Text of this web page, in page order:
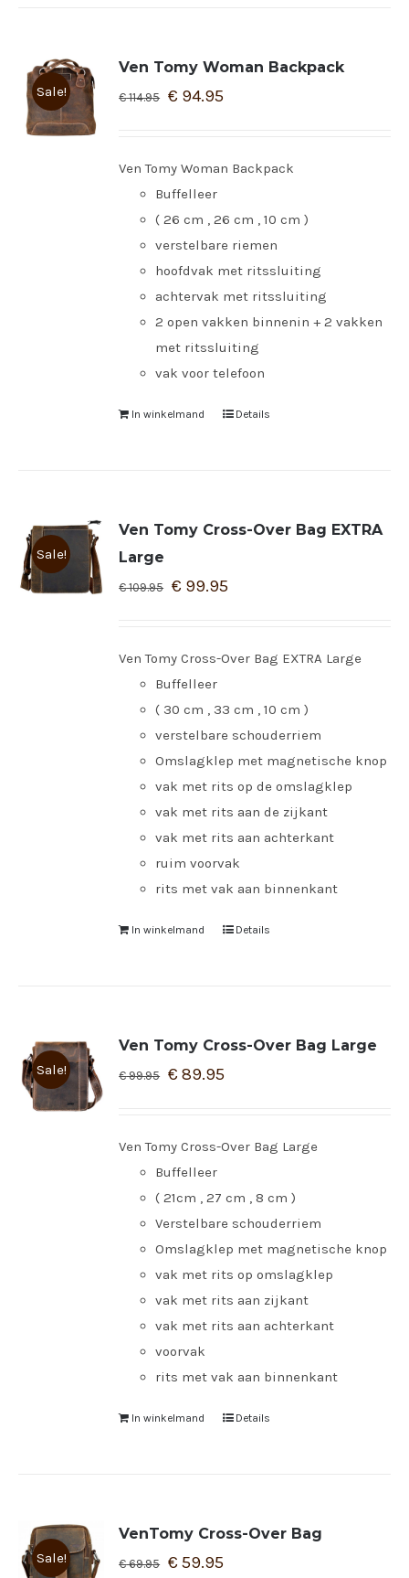
Sale!
Ven Tomy Woman Backpack
€114.95 € 94.95
Ven Tomy Woman Backpack
Buffelleer
( 26 cm , 26 cm , 10 cm )
verstelbare riemen
hoofdvak met ritssluiting
achtervak met ritssluiting
2 open vakken binnenin + 2 vakken
met ritssluiting
vak voor telefoon
In winkelmand Details
Sale!
Ven Tomy Cross-Over Bag EXTRA
Large
€109.95 € 99.95
Ven Tomy Cross-Over Bag EXTRA Large
Buffelleer
( 30 cm , 33 cm , 10 cm )
verstelbare schouderriem
Omslagklep met magnetische knop
vak met rits op de omslagklep
vak met rits aan de zijkant
vak met rits aan achterkant
ruim voorvak
rits met vak aan binnenkant
In winkelmand Details
Sale!
Ven Tomy Cross-Over Bag Large
€99.95 € 89.95
Ven Tomy Cross-Over Bag Large
Buffelleer
( 21cm , 27 cm , 8 cm )
Verstelbare schouderriem
Omslagklep met magnetische knop
vak met rits op omslagklep
vak met rits aan zijkant
vak met rits aan achterkant
voorvak
rits met vak aan binnenkant
In winkelmand Details
Sale!
VenTomy Cross-Over Bag
€69.95 € 59.95